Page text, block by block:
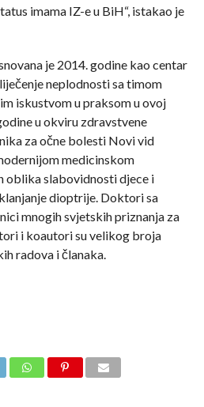
imama IZ-e u BiH“, istakao je
je 2014. godine kao centar
neplodnosti sa timom
iskustvom u praksom u ovoj
u okviru zdravstvene
za očne bolesti Novi vid
medicinskom
oblika slabovidnosti djece i
dioptrije. Doktori sa
mnogih svjetskih priznanja za
i koautori su velikog broja
radova i članaka.